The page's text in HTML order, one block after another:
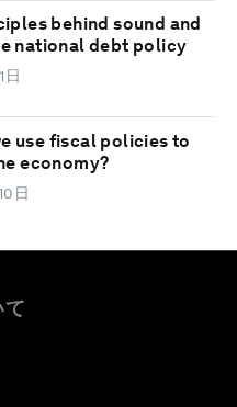
behind sound and
national debt policy
日
use fiscal policies to
economy?
日
て